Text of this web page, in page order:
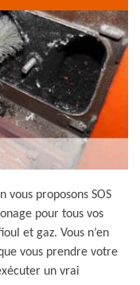
vous proposons SOS
pour tous vos
et gaz. Vous n’en
vous prendre votre
un vrai